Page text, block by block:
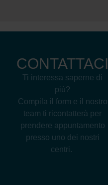
CONTATTACI
Ti interessa saperne di
più?
Compila il form e il nostro
team ti ricontatterà per
prendere appuntamento
presso uno dei nostri
centri.